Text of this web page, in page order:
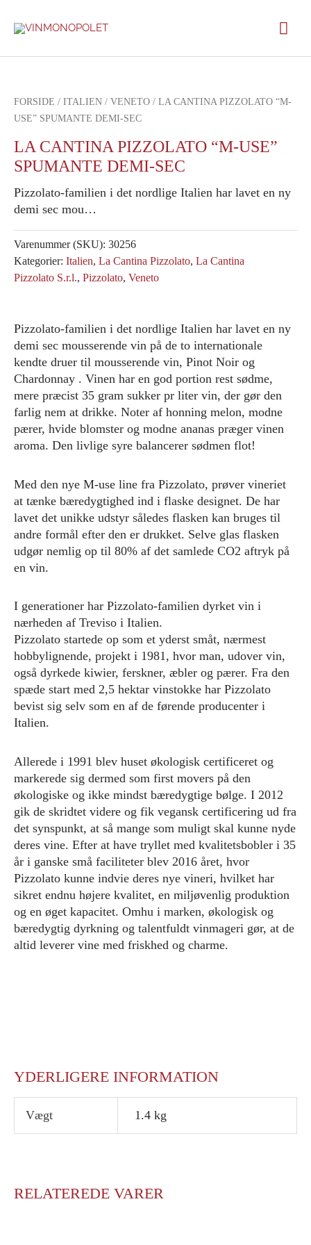
FORSIDE / ITALIEN / VENETO / LA CANTINA PIZZOLATO “M-
USE” SPUMANTE DEMI-SEC
LA CANTINA PIZZOLATO “M-USE”
SPUMANTE DEMI-SEC
Pizzolato-familien i det nordlige Italien har lavet en ny
demi sec mou…
Varenummer (SKU): 30256
Kategorier: Italien, La Cantina Pizzolato, La Cantina
Pizzolato S.r.l., Pizzolato, Veneto
Pizzolato-familien i det nordlige Italien har lavet en ny
demi sec mousserende vin på de to internationale
kendte druer til mousserende vin, Pinot Noir og
Chardonnay . Vinen har en god portion rest sødme,
mere præcist 35 gram sukker pr liter vin, der gør den
farlig nem at drikke. Noter af honning melon, modne
pærer, hvide blomster og modne ananas præger vinen
aroma. Den livlige syre balancerer sødmen flot!
Med den nye M-use line fra Pizzolato, prøver vineriet
at tænke bæredygtighed ind i flaske designet. De har
lavet det unikke udstyr således flasken kan bruges til
andre formål efter den er drukket. Selve glas flasken
udgør nemlig op til 80% af det samlede CO2 aftryk på
en vin.
I generationer har Pizzolato-familien dyrket vin i
nærheden af Treviso i Italien.
Pizzolato startede op som et yderst småt, nærmest
hobbylignende, projekt i 1981, hvor man, udover vin,
også dyrkede kiwier, ferskner, æbler og pærer. Fra den
spæde start med 2,5 hektar vinstokke har Pizzolato
bevist sig selv som en af de førende producenter i
Italien.
Allerede i 1991 blev huset økologisk certificeret og
markerede sig dermed som first movers på den
økologiske og ikke mindst bæredygtige bølge. I 2012
gik de skridtet videre og fik vegansk certificering ud fra
det synspunkt, at så mange som muligt skal kunne nyde
deres vine. Efter at have tryllet med kvalitetsbobler i 35
år i ganske små faciliteter blev 2016 året, hvor
Pizzolato kunne indvie deres nye vineri, hvilket har
sikret endnu højere kvalitet, en miljøvenlig produktion
og en øget kapacitet. Omhu i marken, økologisk og
bæredygtig dyrkning og talentfuldt vinmageri gør, at de
altid leverer vine med friskhed og charme.
YDERLIGERE INFORMATION
Vægt 1.4 kg
RELATEREDE VARER